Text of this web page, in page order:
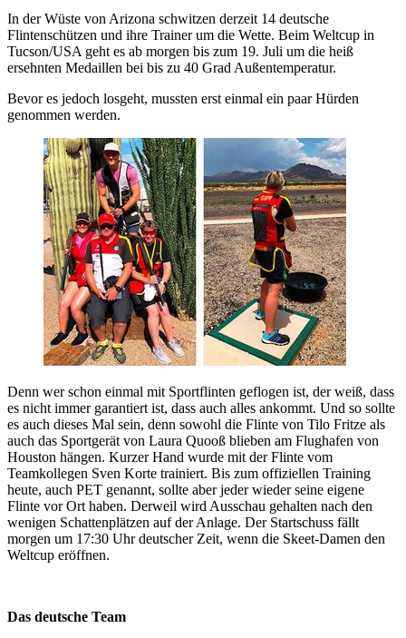
In der Wüste von Arizona schwitzen derzeit 14 deutsche
Flintenschützen und ihre Trainer um die Wette. Beim Weltcup in
Tucson/USA geht es ab morgen bis zum 19. Juli um die heiß
ersehnten Medaillen bei bis zu 40 Grad Außentemperatur.
Bevor es jedoch losgeht, mussten erst einmal ein paar Hürden
genommen werden.
Denn wer schon einmal mit Sportflinten geflogen ist, der weiß, dass
es nicht immer garantiert ist, dass auch alles ankommt. Und so sollte
es auch dieses Mal sein, denn sowohl die Flinte von Tilo Fritze als
auch das Sportgerät von Laura Quooß blieben am Flughafen von
Houston hängen. Kurzer Hand wurde mit der Flinte vom
Teamkollegen Sven Korte trainiert. Bis zum offiziellen Training
heute, auch PET genannt, sollte aber jeder wieder seine eigene
Flinte vor Ort haben. Derweil wird Ausschau gehalten nach den
wenigen Schattenplätzen auf der Anlage. Der Startschuss fällt
morgen um 17:30 Uhr deutscher Zeit, wenn die Skeet-Damen den
Weltcup eröffnen.
Das deutsche Team